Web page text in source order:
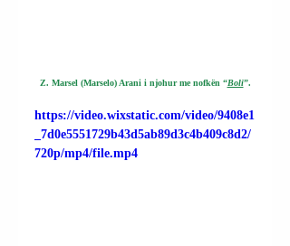
Z. Marsel (Marselo) Arani i njohur me nofkën “Boli”.
https://video.wixstatic.com/video/9408e1
_7d0e5551729b43d5ab89d3c4b409c8d2/
720p/mp4/file.mp4